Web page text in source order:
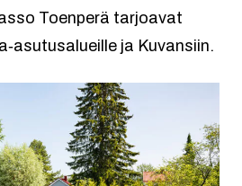
Toenperä tarjoavat
ja Kuvansiin.